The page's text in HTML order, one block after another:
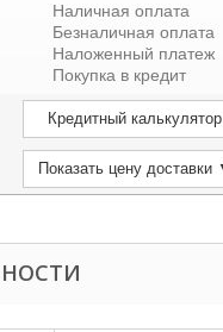
Наличная оплата
Безналичная оплата
Наложенный платеж
Покупка в кредит
Кредитный калькулятор
Показать цену доставки